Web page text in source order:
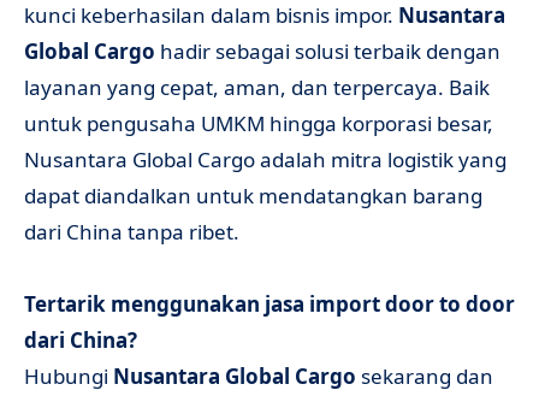
kunci keberhasilan dalam bisnis impor. Nusantara
Global Cargo hadir sebagai solusi terbaik dengan
layanan yang cepat, aman, dan terpercaya. Baik
untuk pengusaha UMKM hingga korporasi besar,
Nusantara Global Cargo adalah mitra logistik yang
dapat diandalkan untuk mendatangkan barang
dari China tanpa ribet.
Tertarik menggunakan jasa import door to door
dari China?
Hubungi Nusantara Global Cargo sekarang dan